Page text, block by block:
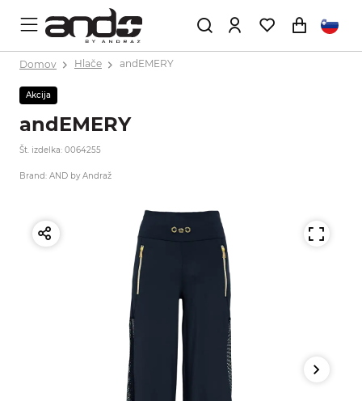
Domov Hlače andEMERY
Akcija
andEMERY
Št. izdelka: 0064255
Brand: AND by Andraž